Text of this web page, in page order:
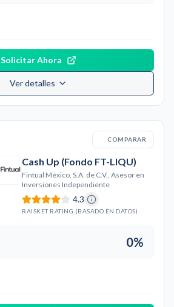
Solicitar Ahora
Ver detalles
COMPARAR
Cash Up (Fondo FT-LIQU)
Fintual México, S.A. de C.V., Asesor en
Inversiones Independiente
4.3
RAISKET RATING (BASADO EN DATOS)
0%